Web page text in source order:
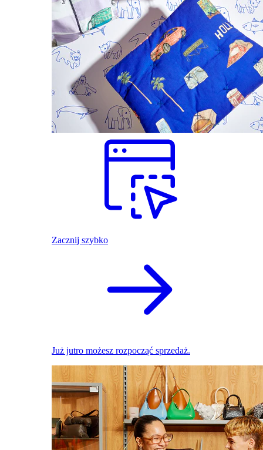
Zacznij szybko
Już jutro możesz rozpocząć sprzedaż.